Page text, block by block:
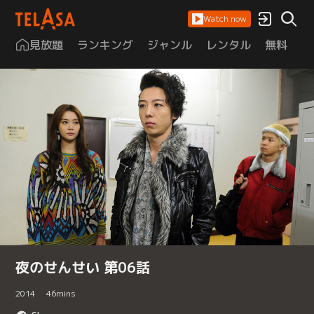
Watch now
見放題 ランキング ジャンル レンタル 無料
夜のせんせい 第06話
2014 46mins